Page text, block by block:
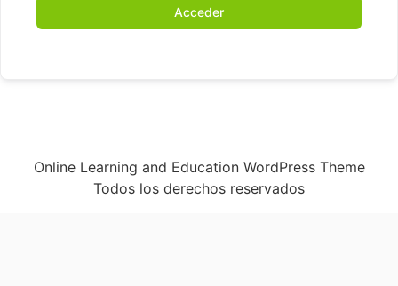
Acceder
Online Learning and Education WordPress Theme
Todos los derechos reservados